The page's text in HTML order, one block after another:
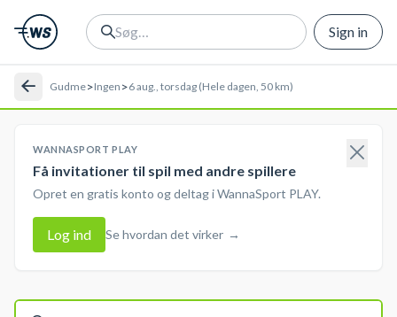
Sign in
Gudme>Ingen >6 aug., torsdag (Hele dagen, 50 km)
WANNASPORT PLAY
Få invitationer til spil med andre spillere
Opret en gratis konto og deltag i WannaSport PLAY.
Log ind Se hvordan det virker →